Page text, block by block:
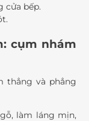
cửa bếp.
cụm nhám
thẳng và phẳng
làm láng mịn,